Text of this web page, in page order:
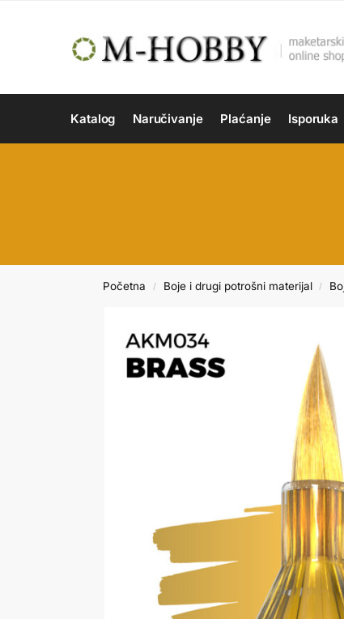
Katalog Naručivanje Plaćanje Isporuka
Početna / Boje i drugi potrošni materijal /